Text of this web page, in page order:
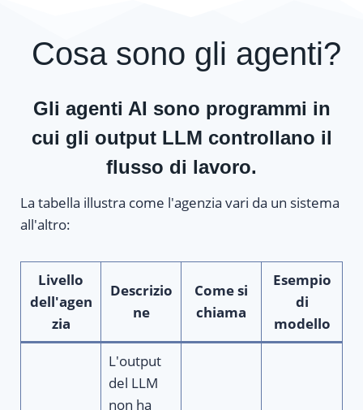
Cosa sono gli agenti?
Gli agenti AI sono programmi in
cui gli output LLM controllano il
flusso di lavoro.
La tabella illustra come l'agenzia vari da un sistema
all'altro:
Livello
dell'agen
zia
Descrizio
ne
Come si
chiama
Esempio
di
modello
L'output
del LLM
non ha